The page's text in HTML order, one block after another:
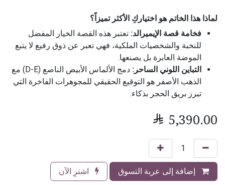
لماذا هذا الخاتم هو اختياركِ الأكثر تميزاً؟
فخامة قصة الإيميرالد: تعتبر هذه القصة الخيار المفضل
للنخبة والشخصيات الملكية، فهي تعبر عن ذوق رفيع لا يتبع
الموضة العابرة بل يصنعها.
التباين اللوني الساحر:
دمج الألماس الأبيض الناصع (D-E) مع
الذهب الأصفر هو التوقيع الحقيقي للمجوهرات الفاخرة التي
تبرز بريق الحجر بذكاء.
 5,390.00
إضافة إلى عربة التسوق اشترِ الآن